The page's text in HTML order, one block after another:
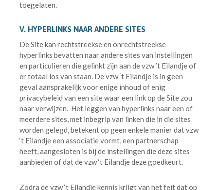
toegelaten.
V. HYPERLINKS NAAR ANDERE SITES
De Site kan rechtstreekse en onrechtstreekse
hyperlinks bevatten naar andere sites van instellingen
en particulieren die gelinkt zijn aan de vzw ’t Eilandje of
er totaal los van staan. De vzw ‘t Eilandje is in geen
geval aansprakelijk voor enige inhoud of enig
privacybeleid van een site waar een link op de Site zou
naar verwijzen. Het leggen van hyperlinks naar een of
meerdere sites, met inbegrip van linken die in die sites
worden gelegd, betekent op geen enkele manier dat vzw
‘t Eilandje een associatie vormt, een partnerschap
heeft, aangesloten is bij de instellingen die deze sites
aanbieden of dat de vzw ‘t Eilandje deze goedkeurt.
Zodra de vzw ‘t Eilandje kennis krijgt van het feit dat op